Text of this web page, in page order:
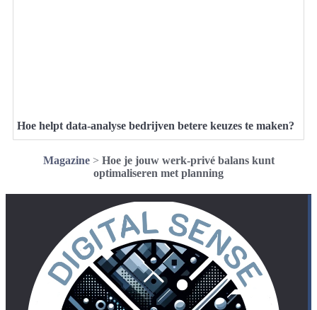
Hoe helpt data-analyse bedrijven betere keuzes te maken?
Magazine> Hoe je jouw werk-privé balans kunt
optimaliseren met planning